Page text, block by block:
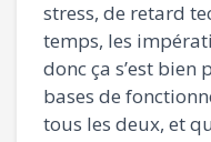
stress, de retard
temps, les
donc ça s’est bien
bases de
tous les deux, et